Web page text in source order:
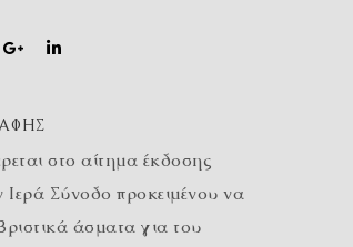
στο αίτημα έκδοσης
Σύνοδο προκειμένου να
άσματα για του